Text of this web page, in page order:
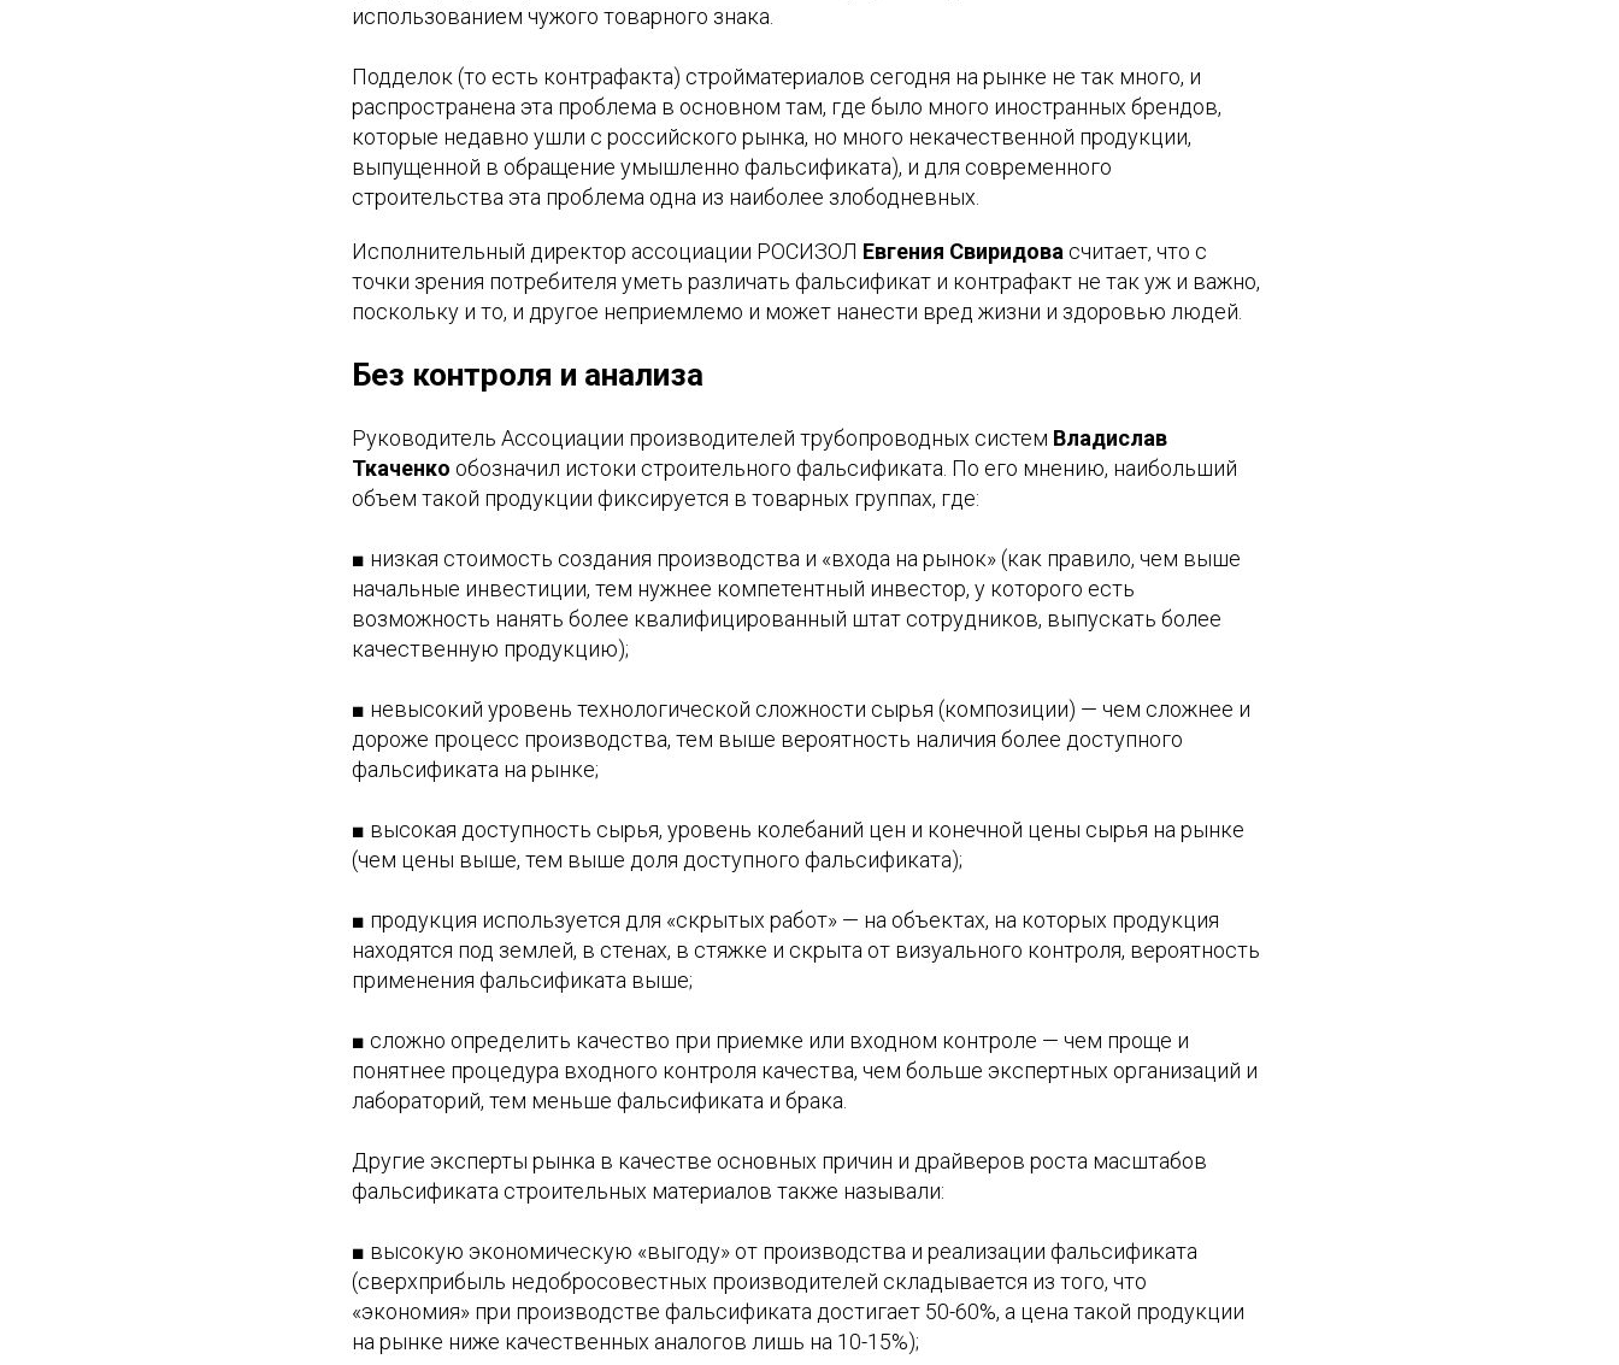
использованием чужого товарного знака.
Подделок (то есть контрафакта) стройматериалов сегодня на рынке не так много, и
распространена эта проблема в основном там, где было много иностранных брендов,
которые недавно ушли с российского рынка, но много некачественной продукции,
выпущенной в обращение умышленно фальсификата), и для современного
строительства эта проблема одна из наиболее злободневных.
Исполнительный директор ассоциации РОСИЗОЛ Евгения Свиридова считает, что с
точки зрения потребителя уметь различать фальсификат и контрафакт не так уж и важно,
поскольку и то, и другое неприемлемо и может нанести вред жизни и здоровью людей.
Без контроля и анализа
Руководитель Ассоциации производителей трубопроводных систем Владислав
Ткаченко обозначил истоки строительного фальсификата. По его мнению, наибольший
объем такой продукции фиксируется в товарных группах, где:
■ низкая стоимость создания производства и «входа на рынок» (как правило, чем выше
начальные инвестиции, тем нужнее компетентный инвестор, у которого есть
возможность нанять более квалифицированный штат сотрудников, выпускать более
качественную продукцию);
■ невысокий уровень технологической сложности сырья (композиции) — чем сложнее и
дороже процесс производства, тем выше вероятность наличия более доступного
фальсификата на рынке;
■ высокая доступность сырья, уровень колебаний цен и конечной цены сырья на рынке
(чем цены выше, тем выше доля доступного фальсификата);
■ продукция используется для «скрытых работ» — на объектах, на которых продукция
находятся под землей, в стенах, в стяжке и скрыта от визуального контроля, вероятность
применения фальсификата выше;
■ сложно определить качество при приемке или входном контроле — чем проще и
понятнее процедура входного контроля качества, чем больше экспертных организаций и
лабораторий, тем меньше фальсификата и брака.
Другие эксперты рынка в качестве основных причин и драйверов роста масштабов
фальсификата строительных материалов также называли:
■ высокую экономическую «выгоду» от производства и реализации фальсификата
(сверхприбыль недобросовестных производителей складывается из того, что
«экономия» при производстве фальсификата достигает 50-60%, а цена такой продукции
на рынке ниже качественных аналогов лишь на 10-15%);